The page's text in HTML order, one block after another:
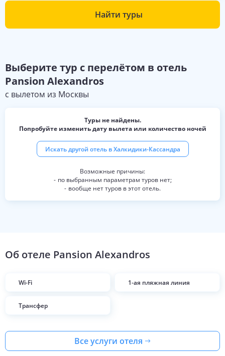
Найти туры
Выберите тур с перелётом в отель
Pansion Alexandros
с вылетом из Москвы
Туры не найдены.
Попробуйте изменить дату вылета или количество ночей
Искать другой отель вХалкидики-Кассандра
по выбранным параметрам туров нет;
вообще нет туров в этот отель.
Об отеле Pansion Alexandros
Wi-Fi 1-ая пляжная линия
Трансфер
Все услуги отеля